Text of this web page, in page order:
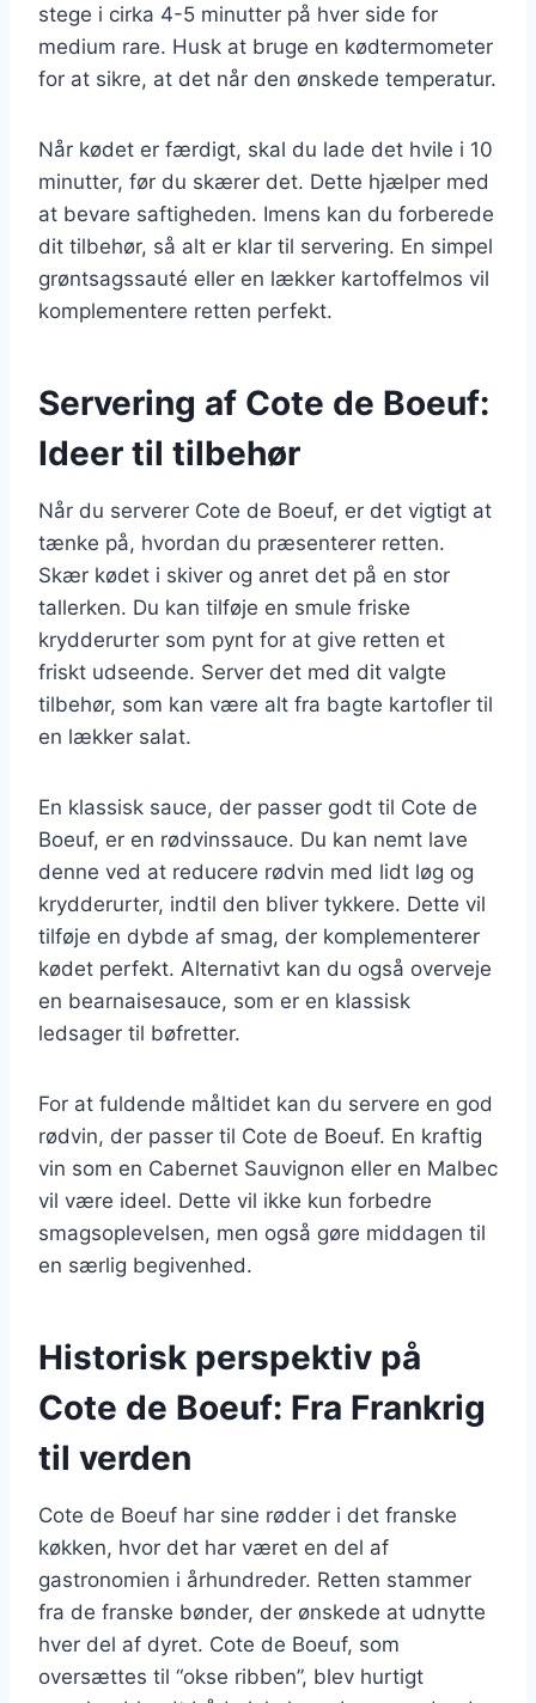
stege i cirka 4-5 minutter på hver side for
medium rare. Husk at bruge en kødtermometer
for at sikre, at det når den ønskede temperatur.
Når kødet er færdigt, skal du lade det hvile i 10
minutter, før du skærer det. Dette hjælper med
at bevare saftigheden. Imens kan du forberede
dit tilbehør, så alt er klar til servering. En simpel
grøntsagssauté eller en lækker kartoffelmos vil
komplementere retten perfekt.
Servering af Cote de Boeuf:
Ideer til tilbehør
Når du serverer Cote de Boeuf, er det vigtigt at
tænke på, hvordan du præsenterer retten.
Skær kødet i skiver og anret det på en stor
tallerken. Du kan tilføje en smule friske
krydderurter som pynt for at give retten et
friskt udseende. Server det med dit valgte
tilbehør, som kan være alt fra bagte kartofler til
en lækker salat.
En klassisk sauce, der passer godt til Cote de
Boeuf, er en rødvinssauce. Du kan nemt lave
denne ved at reducere rødvin med lidt løg og
krydderurter, indtil den bliver tykkere. Dette vil
tilføje en dybde af smag, der komplementerer
kødet perfekt. Alternativt kan du også overveje
en bearnaisesauce, som er en klassisk
ledsager til bøfretter.
For at fuldende måltidet kan du servere en god
rødvin, der passer til Cote de Boeuf. En kraftig
vin som en Cabernet Sauvignon eller en Malbec
vil være ideel. Dette vil ikke kun forbedre
smagsoplevelsen, men også gøre middagen til
en særlig begivenhed.
Historisk perspektiv på
Cote de Boeuf: Fra Frankrig
til verden
Cote de Boeuf har sine rødder i det franske
køkken, hvor det har været en del af
gastronomien i århundreder. Retten stammer
fra de franske bønder, der ønskede at udnytte
hver del af dyret. Cote de Boeuf, som
oversættes til “okse ribben”, blev hurtigt